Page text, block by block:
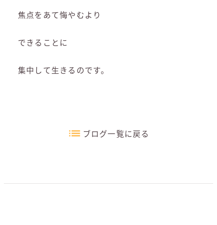
焦点をあて悔やむより
できることに
集中して生きるのです。
ブログ一覧に戻る